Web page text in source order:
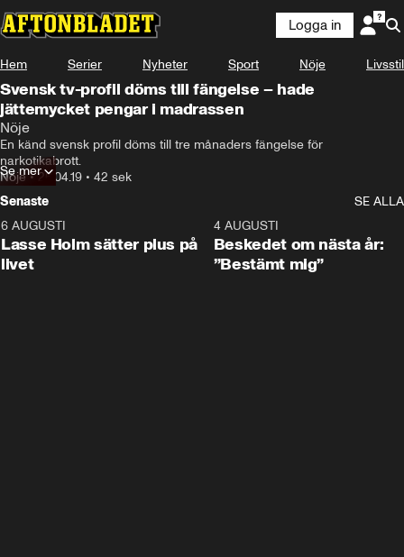
Logga in
Hem Serier Nyheter Sport Nöje Livsstil
Svensk tv-profil döms till fängelse – hade
jättemycket pengar i madrassen
Nöje
En känd svensk profil döms till tre månaders fängelse för
narkotikabrott.
Nöje•26.04.19 • 42 sek
Se mer
Senaste
SE ALLA
6 AUGUSTI
Lasse Holm sätter plus på
livet
4 AUGUSTI
Beskedet om nästa år:
”Bestämt mig”